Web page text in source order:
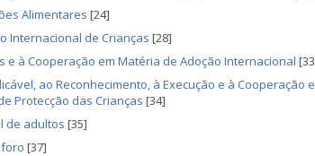
Alimentares [24]
Internacional de Crianças [28]
e à Cooperação em Matéria de Adoção Internacional
ao Reconhecimento, à Execução e à Cooperação
Protecção das Crianças [34]
de adultos [35]
[37]